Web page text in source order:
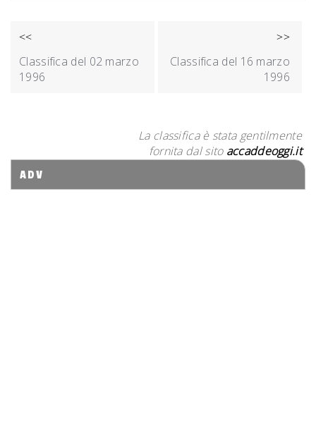
NAVIGAZIONE
ARTICOLI
<<
Classifica del 02 marzo
1996
>>
Classifica del 16 marzo
1996
La classifica è stata gentilmente
fornita dal sito accaddeoggi.it
ADV